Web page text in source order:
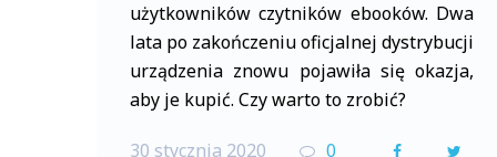
użytkowników czytników ebooków. Dwa
lata po zakończeniu oficjalnej dystrybucji
urządzenia znowu pojawiła się okazja,
aby je kupić. Czy warto to zrobić?
30 stycznia 2020 0
F